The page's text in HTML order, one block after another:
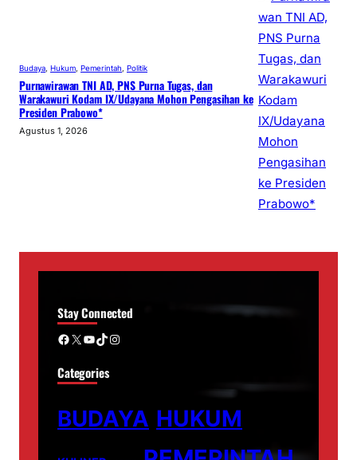
Budaya Hukum Pemerintah Politik
Purnawirawan TNI AD, PNS Purna Tugas, dan
Warakawuri Kodam IX/Udayana Mohon Pengasihan ke
Presiden Prabowo*
Agustus 1, 2026
Stay Connected
Facebook X YouTube TikTok Instagram
Categories
BUDAYA HUKUM